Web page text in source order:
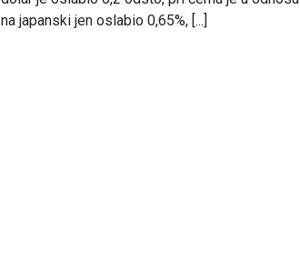
na japanski jen oslabio 0,65%, [...]